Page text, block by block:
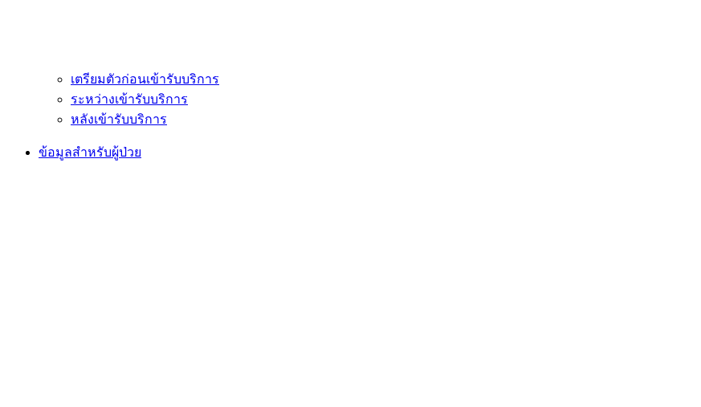
เตรียมตัวก่อนเข้ารับบริการ
ระหว่างเข้ารับบริการ
หลังเข้ารับบริการ
ข้อมูลสำหรับผู้ป่วย